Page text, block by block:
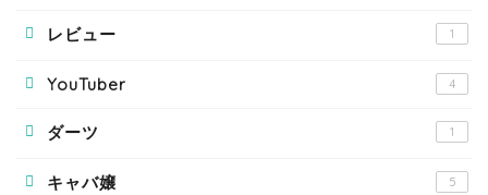
レビュー 1
YouTuber 4
ダーツ 1
キャバ嬢 5